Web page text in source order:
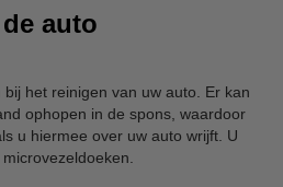
auto
het reinigen van uw auto. Er kan
ophopen in de spons, waardoor
u hiermee over uw auto wrijft. U